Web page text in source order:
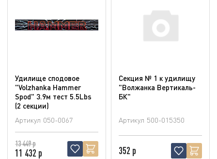
Удилище сподовое
"Volzhanka Hammer
Spod" 3.9м тест 5.5Lbs
(2 секции)
Артикул 050-0067
13 449 р
11 432 р
Секция № 1 к удилищу
"Волжанка Вертикаль-
БК"
Артикул 500-015350
352 р